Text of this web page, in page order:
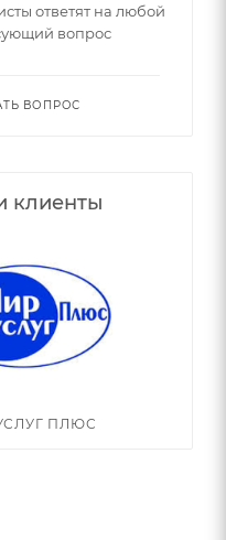
ответят на любой
вопрос
ВОПРОС
клиенты
ПЛЮС